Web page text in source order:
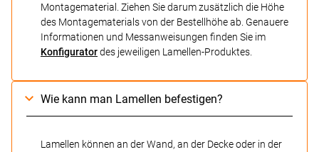
Montagematerial. Ziehen Sie darum zusätzlich die Höhe
des Montagematerials von der Bestellhöhe ab. Genauere
Informationen und Messanweisungen finden Sie im
Konfiguratordes jeweiligen Lamellen-Produktes.
Wie kann man Lamellen befestigen?
Lamellen können an der Wand, an der Decke oder in der